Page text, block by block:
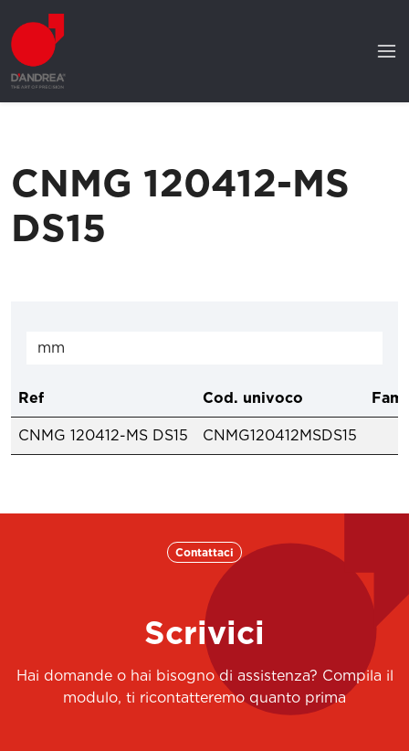
CNMG 120412-MS
DS15
Ref Cod. univoco
CNMG 120412-MS DS15 CNMG120412MSDS15
Contattaci
Scrivici
Hai domande o hai bisogno di assistenza? Compila il
modulo, ti ricontatteremo quanto prima